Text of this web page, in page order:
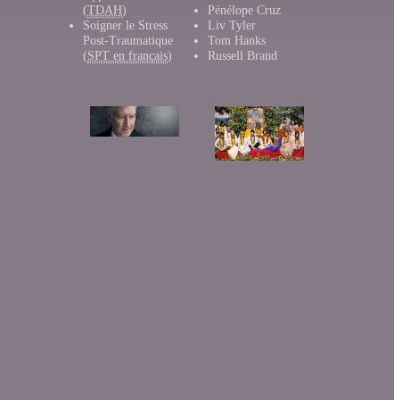
(TDAH)
Soigner le Stress
Post-Traumatique
(SPT en français)
Pénélope Cruz
Liv Tyler
Tom Hanks
Russell Brand